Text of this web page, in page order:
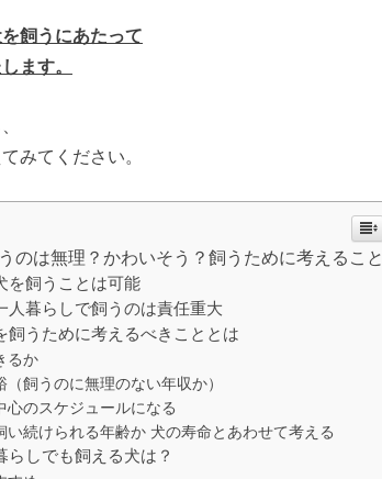
飼うにあたって
ます。
みてください。
のは無理？かわいそう？飼うために考えること
を飼うことは可能
人暮らしで飼うのは責任重大
飼うために考えるべきこととは
るか
（飼うのに無理のない年収か）
心のスケジュールになる
い続けられる年齢か 犬の寿命とあわせて考える
らしでも飼える犬は？